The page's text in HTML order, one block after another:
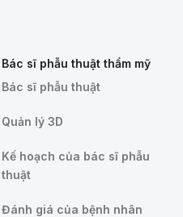
Bác sĩ phẫu thuật thẩm mỹ
Bác sĩ phẫu thuật
Quản lý 3D
Kế hoạch của bác sĩ phẫu
thuật
Đánh giá của bệnh nhân